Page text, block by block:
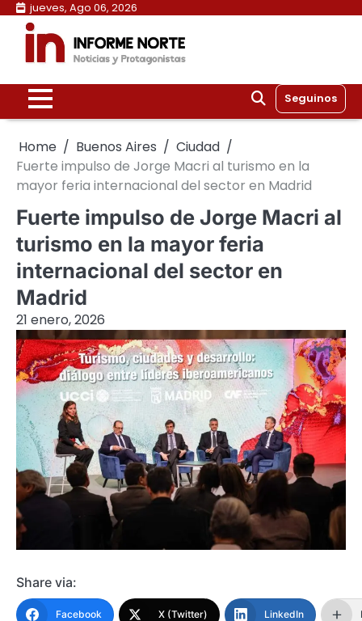
Skip
content
jueves, Ago 06, 2026
Seguinos
Home Buenos Aires
Ciudad
Fuerte impulso de Jorge Macri al turismo en la
mayor feria internacional del sector en Madrid
Fuerte impulso de Jorge Macri al
turismo en la mayor feria
internacional del sector en
Madrid
21 enero, 2026
Share via:
Facebook X (Twitter) LinkedIn